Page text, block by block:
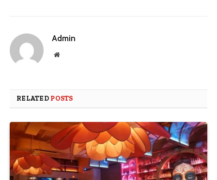
Admin
Website
RELATED POSTS